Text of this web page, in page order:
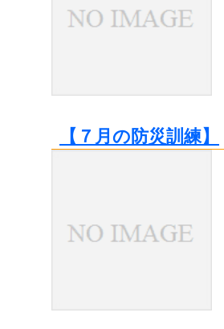
【７月の防災訓練】